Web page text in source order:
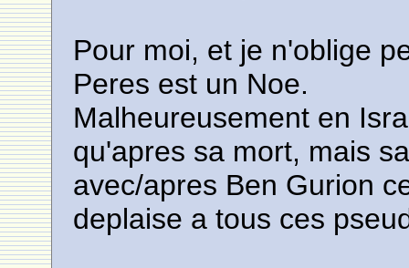
Pour moi, et je n'oblige
Peres est un Noe.
Malheureusement en
qu'apres sa mort, mais
avec/apres Ben Gurion
deplaise a tous ces